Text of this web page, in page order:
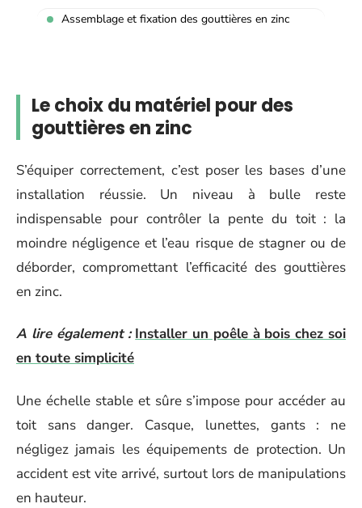
Assemblage et fixation des gouttières en zinc
Le choix du matériel pour des
gouttières en zinc
S’équiper correctement, c’est poser les bases d’une
installation réussie. Un niveau à bulle reste
indispensable pour contrôler la pente du toit : la
moindre négligence et l’eau risque de stagner ou de
déborder, compromettant l’efficacité des gouttières
en zinc.
A lire également : Installer un poêle à bois chez soi
en toute simplicité
Une échelle stable et sûre s’impose pour accéder au
toit sans danger. Casque, lunettes, gants : ne
négligez jamais les équipements de protection. Un
accident est vite arrivé, surtout lors de manipulations
en hauteur.